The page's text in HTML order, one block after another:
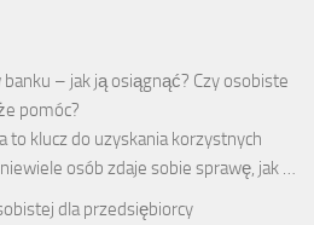
– jak ją osiągnąć? Czy osobiste
pomóc?
klucz do uzyskania korzystnych
osób zdaje sobie sprawę, jak …
dla przedsiębiorcy